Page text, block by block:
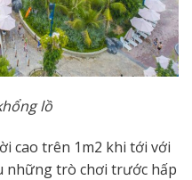
lồ
cao trên 1m2 khi tới với
những trò chơi trước hấp